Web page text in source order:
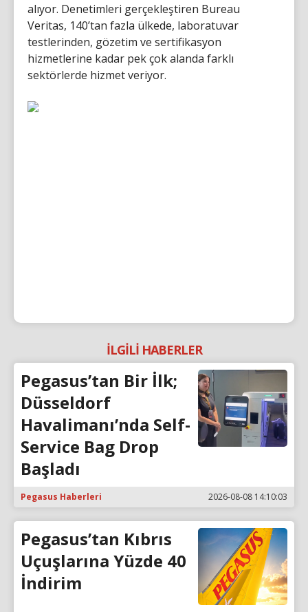
alıyor. Denetimleri gerçekleştiren Bureau
Veritas, 140’tan fazla ülkede, laboratuvar
testlerinden, gözetim ve sertifikasyon
hizmetlerine kadar pek çok alanda farklı
sektörlerde hizmet veriyor.
İLGİLİ HABERLER
Pegasus’tan Bir İlk;
Düsseldorf
Havalimanı’nda Self-
Service Bag Drop
Başladı
Pegasus Haberleri 2026-08-08 14:10:03
Pegasus’tan Kıbrıs
Uçuşlarına Yüzde 40
İndirim